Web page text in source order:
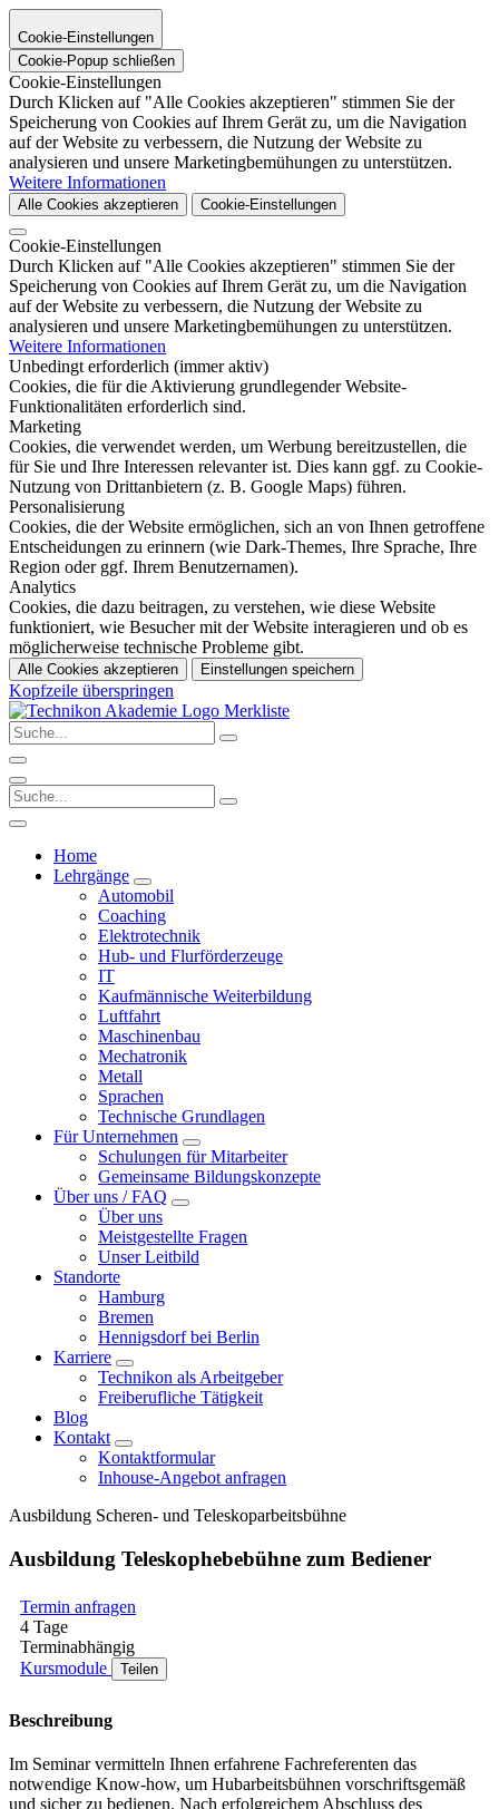
Cookie-Einstellungen
Cookie-Popup schließen
Cookie-Einstellungen
Durch Klicken auf "Alle Cookies akzeptieren" stimmen Sie der
Speicherung von Cookies auf Ihrem Gerät zu, um die Navigation
auf der Website zu verbessern, die Nutzung der Website zu
analysieren und unsere Marketingbemühungen zu unterstützen.
Weitere Informationen
Alle Cookies akzeptieren Cookie-Einstellungen
Cookie-Einstellungen
Durch Klicken auf "Alle Cookies akzeptieren" stimmen Sie der
Speicherung von Cookies auf Ihrem Gerät zu, um die Navigation
auf der Website zu verbessern, die Nutzung der Website zu
analysieren und unsere Marketingbemühungen zu unterstützen.
Weitere Informationen
Unbedingt erforderlich (immer aktiv)
Cookies, die für die Aktivierung grundlegender Website-
Funktionalitäten erforderlich sind.
Marketing
Cookies, die verwendet werden, um Werbung bereitzustellen, die
für Sie und Ihre Interessen relevanter ist. Dies kann ggf. zu Cookie-
Nutzung von Drittanbietern (z. B. Google Maps) führen.
Personalisierung
Cookies, die der Website ermöglichen, sich an von Ihnen getroffene
Entscheidungen zu erinnern (wie Dark-Themes, Ihre Sprache, Ihre
Region oder ggf. Ihrem Benutzernamen).
Analytics
Cookies, die dazu beitragen, zu verstehen, wie diese Website
funktioniert, wie Besucher mit der Website interagieren und ob es
möglicherweise technische Probleme gibt.
Alle Cookies akzeptieren Einstellungen speichern
Kopfzeile überspringen
Merkliste
Home
Lehrgänge
Automobil
Coaching
Elektrotechnik
Hub- und Flurförderzeuge
IT
Kaufmännische Weiterbildung
Luftfahrt
Maschinenbau
Mechatronik
Metall
Sprachen
Technische Grundlagen
Für Unternehmen
Schulungen für Mitarbeiter
Gemeinsame Bildungskonzepte
Über uns / FAQ
Über uns
Meistgestellte Fragen
Unser Leitbild
Standorte
Hamburg
Bremen
Hennigsdorf bei Berlin
Karriere
Technikon als Arbeitgeber
Freiberufliche Tätigkeit
Blog
Kontakt
Kontaktformular
Inhouse-Angebot anfragen
Ausbildung Scheren- und Teleskoparbeitsbühne
Ausbildung Teleskophebebühne zum Bediener
Termin anfragen
4 Tage
Terminabhängig
Kursmodule
Teilen
Beschreibung
Im Seminar vermitteln Ihnen erfahrene Fachreferenten das
notwendige Know-how, um Hubarbeitsbühnen vorschriftsgemäß
und sicher zu bedienen. Nach erfolgreichem Abschluss des